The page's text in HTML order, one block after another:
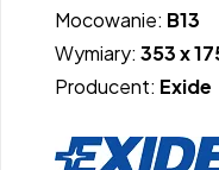
Mocowanie: B13
Wymiary: 353 x
Producent: Exide